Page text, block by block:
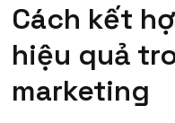
Cách kết
hiệu quả
marketing